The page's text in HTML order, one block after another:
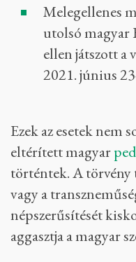
Melegellenes
utolsó magyar
ellen játszott
2021. június
Ezek az esetek nem
eltérített magyar
történtek. A törvény
vagy a
népszerűsítését
aggasztja a magyar